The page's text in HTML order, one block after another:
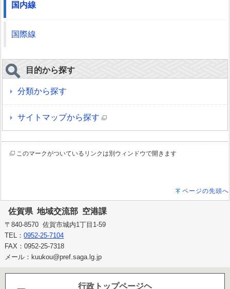
国内線
国際線
目的から探す
分類から探す
サイトマップから探す
このマークがついているリンクは別ウィンドウで開きます
ページの先頭へ
佐賀県 地域交流部 空港課
〒840-8570 佐賀市城内1丁目1-59
TEL：0952-25-7104
FAX：0952-25-7318
メール：kuukou@pref.saga.lg.jp
行政トップページヘ